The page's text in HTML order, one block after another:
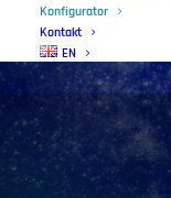
Konfigurator
Kontakt
EN